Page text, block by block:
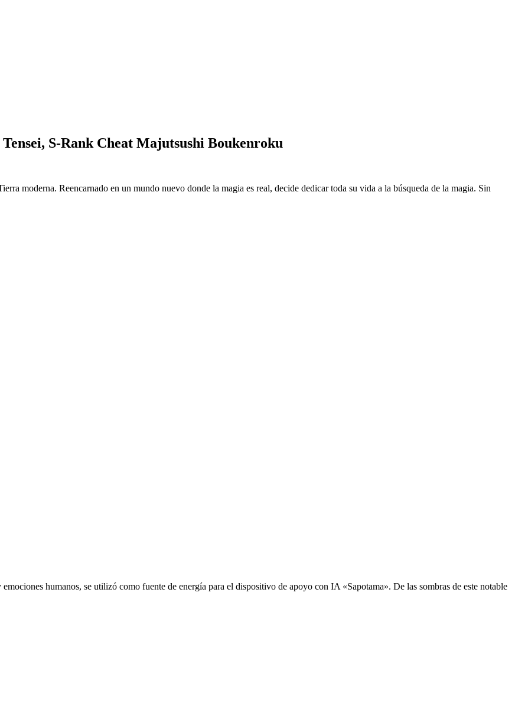
S-Rank Cheat Majutsushi Boukenroku
moderna. Reencarnado en un mundo nuevo donde la magia es real, decide dedicar toda su vida a la búsqueda de la magia. Sin
humanos, se utilizó como fuente de energía para el dispositivo de apoyo con IA «Sapotama». De las sombras de este notable